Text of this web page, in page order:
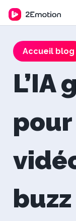
Accueil blog
L’IA